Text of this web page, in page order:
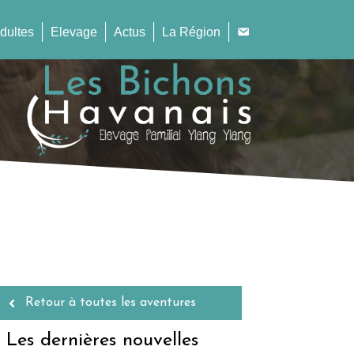
Elevage Actus La Région
Retour à toutes les aventures
Les dernières nouvelles